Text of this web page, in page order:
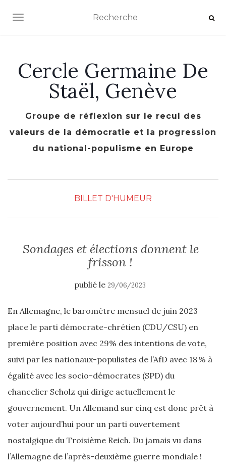
AFFICHER/MASQUER LA NAVIGATION
Cercle Germaine De
Staël, Genève
Groupe de réflexion sur le recul des
valeurs de la démocratie et la progression
du national-populisme en Europe
BILLET D'HUMEUR
Sondages et élections donnent le
frisson !
publié le 29/06/2023
En Allemagne, le baromètre mensuel de juin 2023
place le parti démocrate-chrétien (CDU/CSU) en
première position avec 29% des intentions de vote,
suivi par les nationaux-populistes de l’AfD avec 18 % à
égalité avec les socio-démocrates (SPD) du
chancelier Scholz qui dirige actuellement le
gouvernement. Un Allemand sur cinq est donc prêt à
voter aujourd’hui pour un parti ouvertement
nostalgique du Troisième Reich. Du jamais vu dans
l’Allemagne de l’après-deuxième guerre mondiale !